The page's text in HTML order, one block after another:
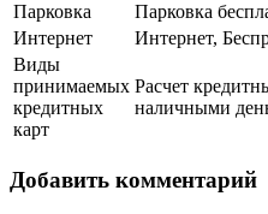
Парковка
Парковка
Интернет
Интернет,
Виды
принимаемых
кредитных
карт
Расчет
наличными
Добавить комментарий